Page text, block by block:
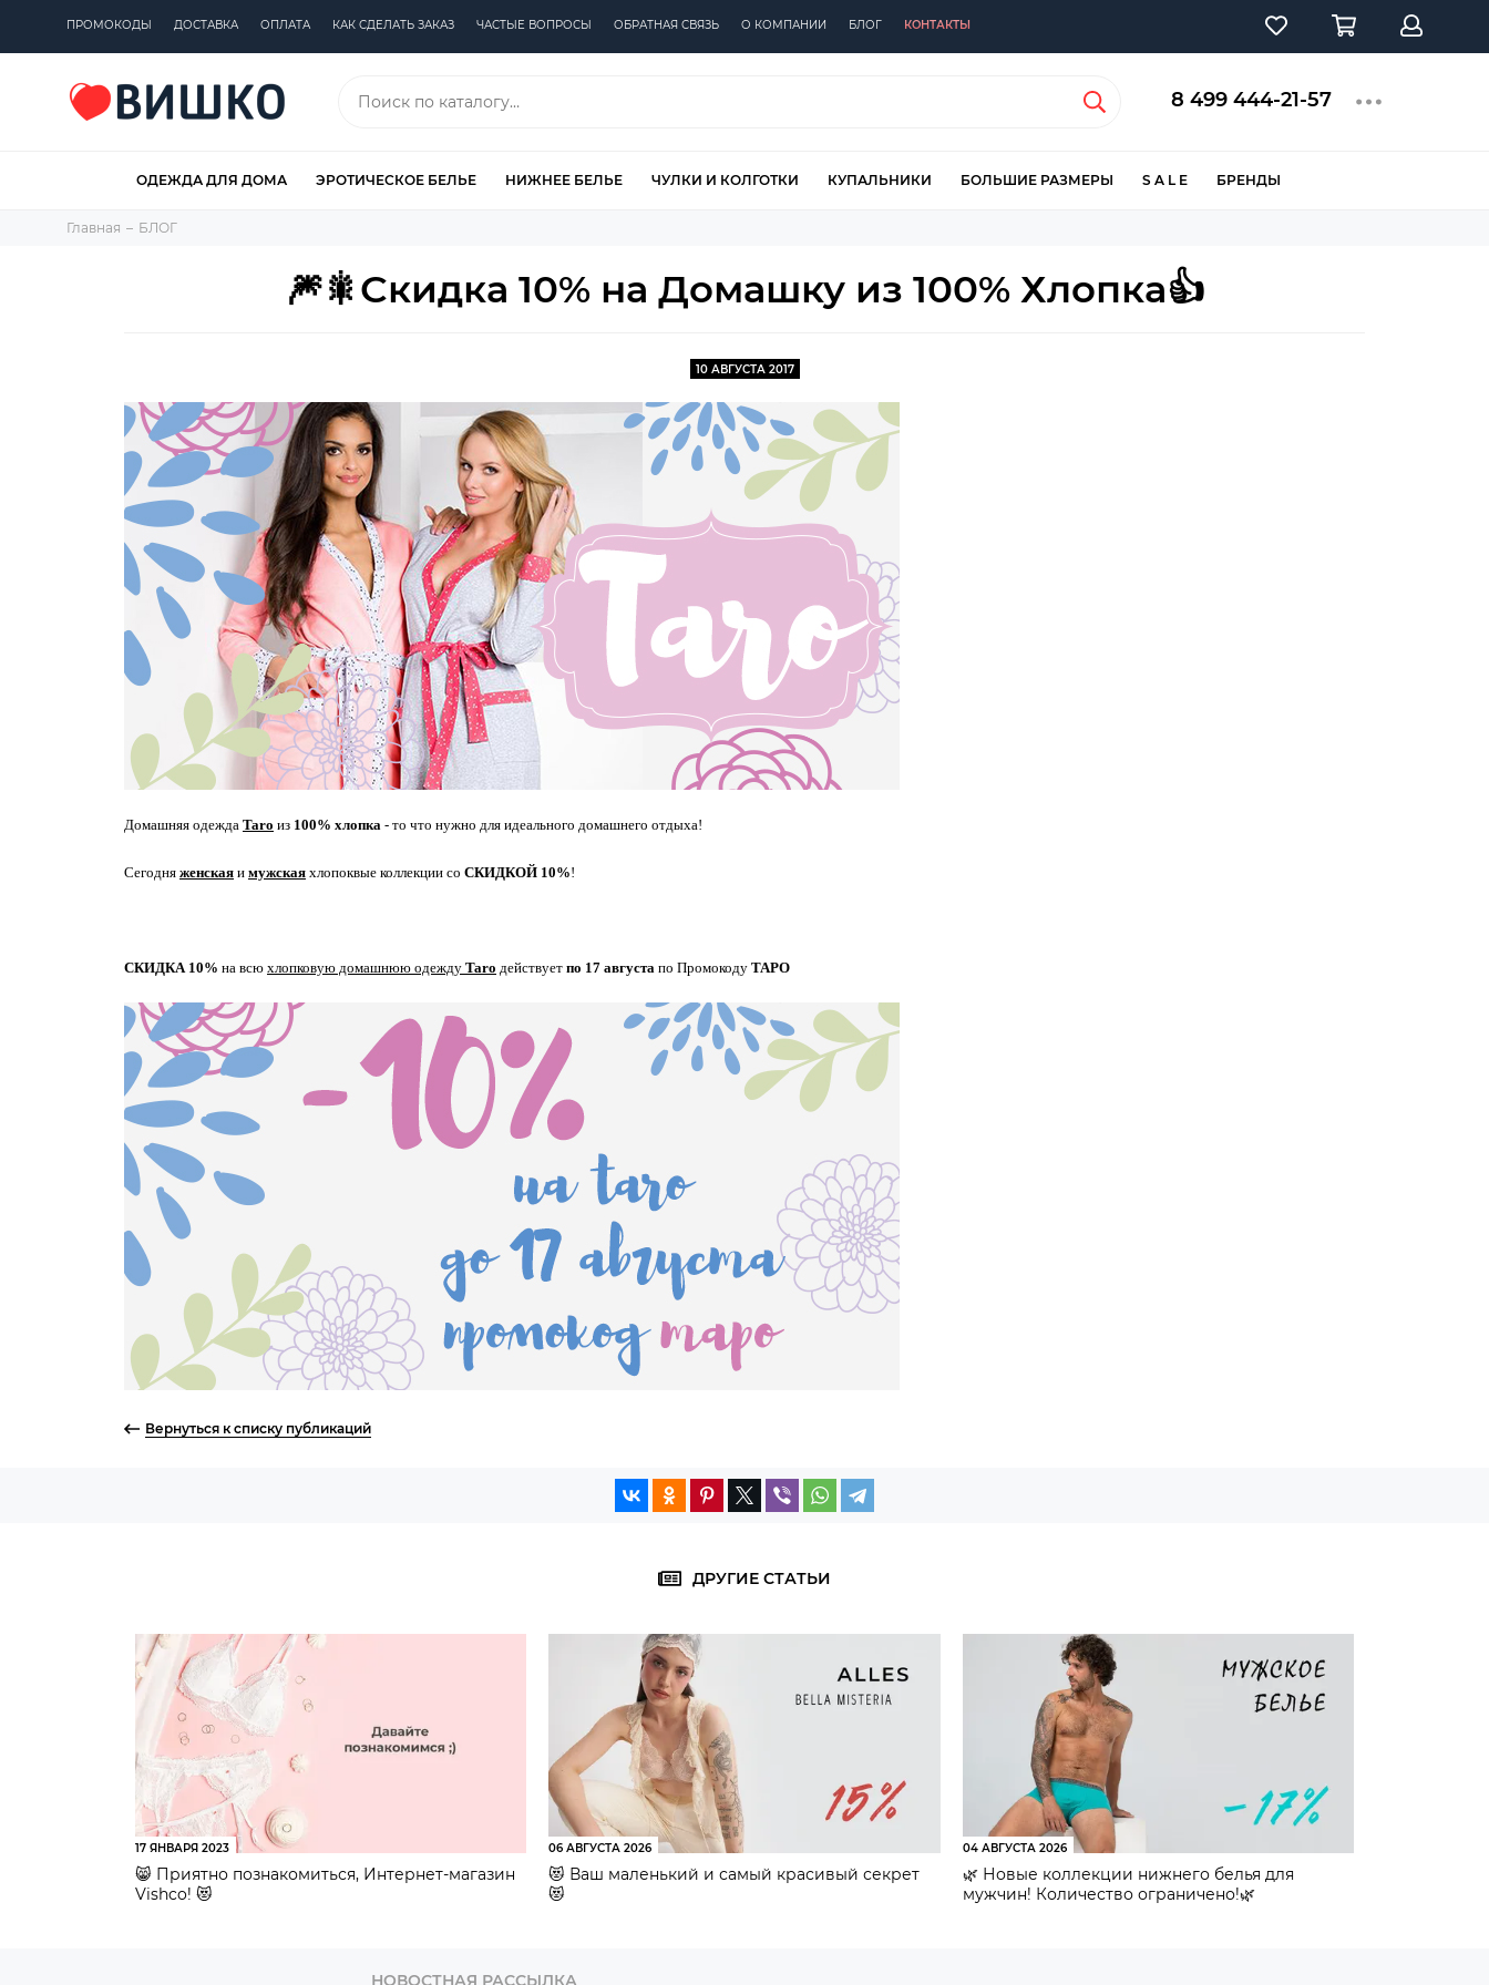
ПРОМОКОДЫ ДОСТАВКА ОПЛАТА КАК СДЕЛАТЬ ЗАКАЗ ЧАСТЫЕ ВОПРОСЫ ОБРАТНАЯ СВЯЗЬ О КОМПАНИИ БЛОГ КОНТАКТЫ
8 499 444-21-57
ОДЕЖДА ДЛЯ ДОМА ЭРОТИЧЕСКОЕ БЕЛЬЕ НИЖНЕЕ БЕЛЬЕ ЧУЛКИ И КОЛГОТКИ КУПАЛЬНИКИ БОЛЬШИЕ РАЗМЕРЫ S A L E БРЕНДЫ
Главная БЛОГ
🎆🎇Скидка 10% на Домашку из 100% Хлопка👍
10 АВГУСТА 2017
Домашняя одежда Taro из 100% хлопка - то что нужно для идеального домашнего отдыха!
Сегодня женская и мужская хлопоквые коллекции со СКИДКОЙ 10%!
СКИДКА 10% на всю хлопковую домашнюю одежду Taro действует по 17 августа по Промокоду ТАРО
Вернуться к списку публикаций
ДРУГИЕ СТАТЬИ
17 ЯНВАРЯ 2023
😸 Приятно познакомиться, Интернет-магазин
Vishco! 😻
06 АВГУСТА 2026
😻 Ваш маленький и самый красивый секрет
😻
04 АВГУСТА 2026
🌿 Новые коллекции нижнего белья для
мужчин! Количество ограничено!🌿
НОВОСТНАЯ РАССЫЛКА